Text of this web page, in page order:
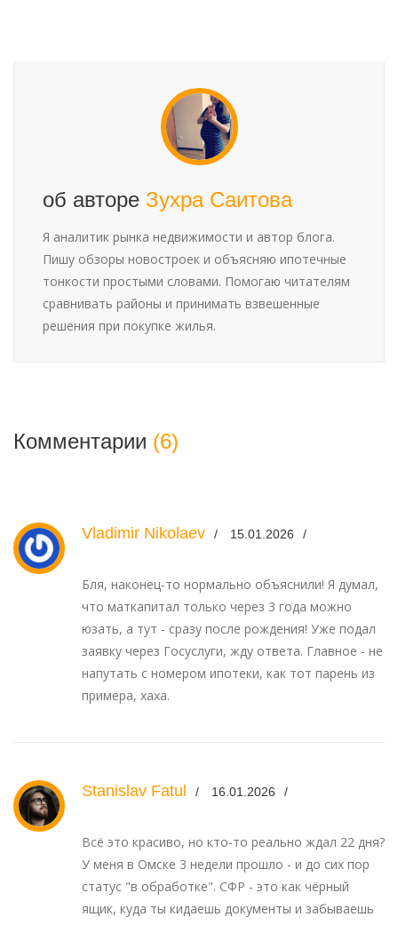
об авторе Зухра Саитова
Я аналитик рынка недвижимости и автор блога.
Пишу обзоры новостроек и объясняю ипотечные
тонкости простыми словами. Помогаю читателям
сравнивать районы и принимать взвешенные
решения при покупке жилья.
Комментарии (6)
Vladimir Nikolaev 15.01.2026
Бля, наконец-то нормально объяснили! Я думал,
что маткапитал только через 3 года можно
юзать, а тут - сразу после рождения! Уже подал
заявку через Госуслуги, жду ответа. Главное - не
напутать с номером ипотеки, как тот парень из
примера, хаха.
Stanislav Fatul 16.01.2026
Всё это красиво, но кто-то реально ждал 22 дня?
У меня в Омске 3 недели прошло - и до сих пор
статус "в обработке". СФР - это как чёрный
ящик, куда ты кидаешь документы и забываешь